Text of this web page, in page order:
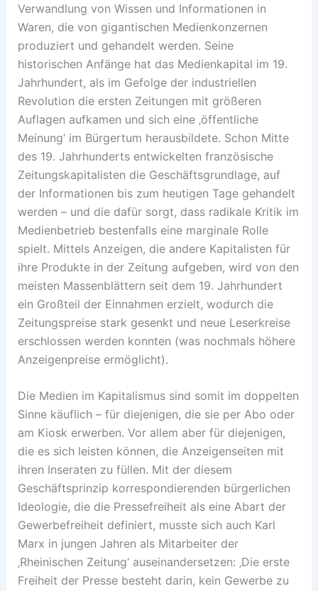
Verwandlung von Wissen und Informationen in
Waren, die von gigantischen Medienkonzernen
produziert und gehandelt werden. Seine
historischen Anfänge hat das Medienkapital im 19.
Jahrhundert, als im Gefolge der industriellen
Revolution die ersten Zeitungen mit größeren
Auflagen aufkamen und sich eine ‚öffentliche
Meinung‘ im Bürgertum herausbildete. Schon Mitte
des 19. Jahrhunderts entwickelten französische
Zeitungskapitalisten die Geschäftsgrundlage, auf
der Informationen bis zum heutigen Tage gehandelt
werden – und die dafür sorgt, dass radikale Kritik im
Medienbetrieb bestenfalls eine marginale Rolle
spielt. Mittels Anzeigen, die andere Kapitalisten für
ihre Produkte in der Zeitung aufgeben, wird von den
meisten Massenblättern seit dem 19. Jahrhundert
ein Großteil der Einnahmen erzielt, wodurch die
Zeitungspreise stark gesenkt und neue Leserkreise
erschlossen werden konnten (was nochmals höhere
Anzeigenpreise ermöglicht).
Die Medien im Kapitalismus sind somit im doppelten
Sinne käuflich – für diejenigen, die sie per Abo oder
am Kiosk erwerben. Vor allem aber für diejenigen,
die es sich leisten können, die Anzeigenseiten mit
ihren Inseraten zu füllen. Mit der diesem
Geschäftsprinzip korrespondierenden bürgerlichen
Ideologie, die die Pressefreiheit als eine Abart der
Gewerbefreiheit definiert, musste sich auch Karl
Marx in jungen Jahren als Mitarbeiter der
‚Rheinischen Zeitung‘ auseinandersetzen: ‚Die erste
Freiheit der Presse besteht darin, kein Gewerbe zu